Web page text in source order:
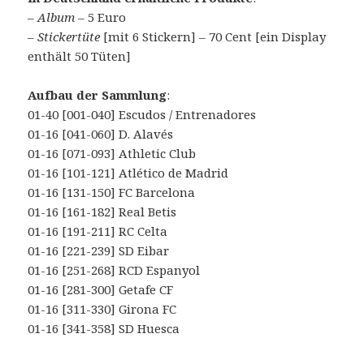
–Album – 5 Euro
–Stickertüte [mit 6 Stickern] – 70 Cent [ein Display
enthält 50 Tüten]
Aufbau der Sammlung:
01-40 [001-040] Escudos / Entrenadores
01-16 [041-060] D. Alavés
01-16 [071-093] Athletic Club
01-16 [101-121] Atlético de Madrid
01-16 [131-150] FC Barcelona
01-16 [161-182] Real Betis
01-16 [191-211] RC Celta
01-16 [221-239] SD Eibar
01-16 [251-268] RCD Espanyol
01-16 [281-300] Getafe CF
01-16 [311-330] Girona FC
01-16 [341-358] SD Huesca